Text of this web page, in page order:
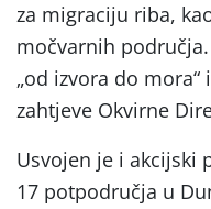
za migraciju riba,
močvarnih
„od izvora do
zahtjeve Okvirne
Usvojen je i akcijski
17 potpodručja u